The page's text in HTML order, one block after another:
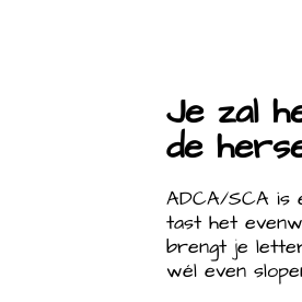
Je zal
de
ADCA/SCA is
tast het
brengt je
wél even